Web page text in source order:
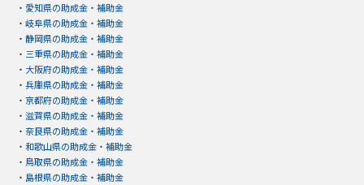
・ 愛知県の助成金・補助金
・ 岐阜県の助成金・補助金
・ 静岡県の助成金・補助金
・ 三重県の助成金・補助金
・ 大阪府の助成金・補助金
・ 兵庫県の助成金・補助金
・ 京都府の助成金・補助金
・ 滋賀県の助成金・補助金
・ 奈良県の助成金・補助金
・ 和歌山県の助成金・補助金
・ 鳥取県の助成金・補助金
・ 島根県の助成金・補助金